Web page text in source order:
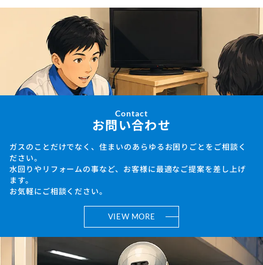
Contact
お問い合わせ
ガスのことだけでなく、住まいのあらゆるお困りごとをご相談く
ださい。
水回りやリフォームの事など、お客様に最適なご提案を差し上げ
ます。
お気軽にご相談ください。
VIEW MORE